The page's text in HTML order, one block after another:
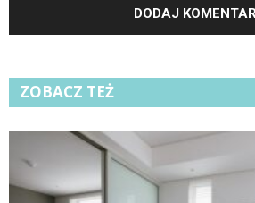
ZOBACZ TEŻ